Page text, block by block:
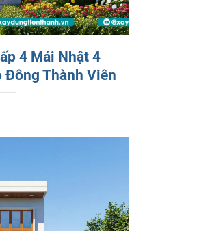
4 Mái Nhật 4
Đông Thành Viên